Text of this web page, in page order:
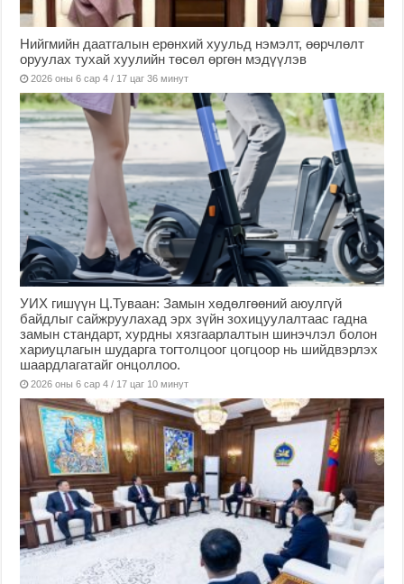
Нийгмийн даатгалын ерөнхий хуульд нэмэлт, өөрчлөлт
оруулах тухай хуулийн төсөл өргөн мэдүүлэв
2026 оны 6 сар 4 / 17 цаг 36 минут
УИХ гишүүн Ц.Туваан: Замын хөдөлгөөний аюулгүй
байдлыг сайжруулахад эрх зүйн зохицуулалтаас гадна
замын стандарт, хурдны хязгаарлалтын шинэчлэл болон
хариуцлагын шударга тогтолцоог цогцоор нь шийдвэрлэх
шаардлагатайг онцоллоо.
2026 оны 6 сар 4 / 17 цаг 10 минут